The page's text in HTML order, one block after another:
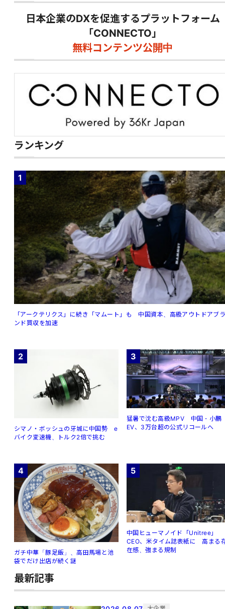
日本企業のDXを促進するプラットフォーム
「CONNECTO」
無料コンテンツ公開中
ランキング
1
「アークテリクス」に続き「マムート」も 中国資本、高級アウトドアブ
ンド買収を加速
2
シマノ・ボッシュの牙城に中国勢 e
バイク変速機、トルク2倍で挑む
3
猛暑で沈む高級MPV 中国・小鵬
EV、3万台超の公式リコールへ
4
ガチ中華「豚足飯」、高田馬場と池
袋でだけ出店が続く謎
5
中国ヒューマノイド「Unitree」
CEO、米タイム誌表紙に 高まる
在感、強まる規制
最新記事